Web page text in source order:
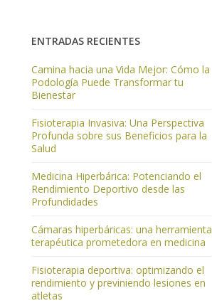
ENTRADAS RECIENTES
Camina hacia una Vida Mejor: Cómo la
Podología Puede Transformar tu
Bienestar
Fisioterapia Invasiva: Una Perspectiva
Profunda sobre sus Beneficios para la
Salud
Medicina Hiperbárica: Potenciando el
Rendimiento Deportivo desde las
Profundidades
Cámaras hiperbáricas: una herramienta
terapéutica prometedora en medicina
Fisioterapia deportiva: optimizando el
rendimiento y previniendo lesiones en
atletas